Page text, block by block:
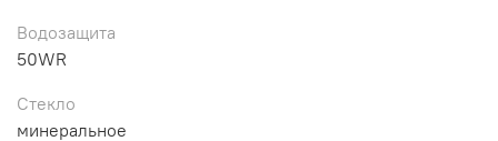
Водозащита
50WR
Стекло
минеральное